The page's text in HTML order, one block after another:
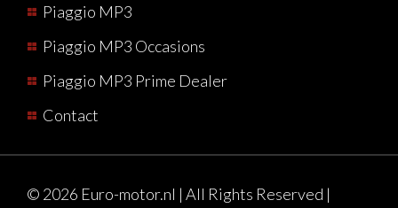
Piaggio MP3
Piaggio MP3 Occasions
Piaggio MP3 Prime Dealer
Contact
© 2026 Euro-motor.nl | All Rights Reserved |